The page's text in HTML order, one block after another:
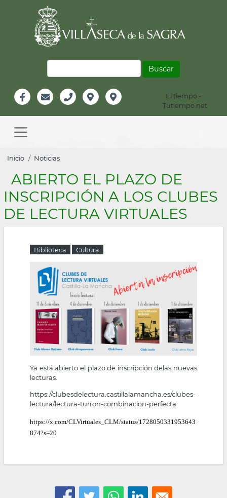
Información
Header
El tiempo -
Tutiempo.net
navigation
Sobrescribir
enlaces
de
ayuda
a
navegación
Inicio Noticias
ABIERTO EL PLAZO DE
INSCRIPCIÓN A LOS CLUBES
DE LECTURA VIRTUALES
Biblioteca Cultura
Ya está abierto el plazo de inscripción delas nuevas
lecturas.
https://clubesdelectura.castillalamancha.es/clubes-
lectura/lectura-turron-combinacion-perfecta
https://x.com/CLVirtuales_CLM/status/1728050331953643
874?s=20